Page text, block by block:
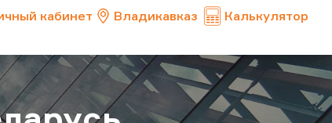
кабинет Владикавказ Калькулятор